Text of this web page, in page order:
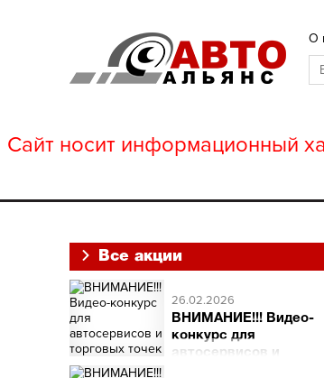
О
Сайт носит информационный
Все акции
26.02.2026
ВНИМАНИЕ!!! Видео-
конкурс для
автосервисов и